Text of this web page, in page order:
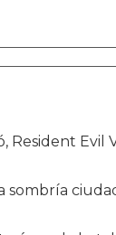
Evil
sombría